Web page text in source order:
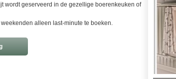
wordt geserveerd in de gezellige boerenkeuken of
alleen last-minute te boeken.